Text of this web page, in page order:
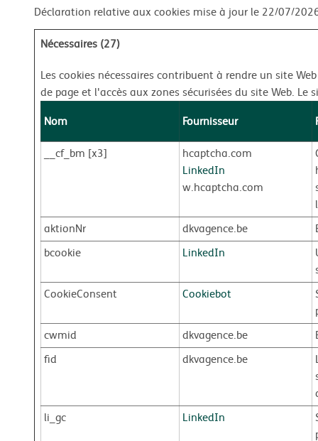
Déclaration relative aux cookies mise à jour le 22/07/
Nécessaires (27)
Les cookies nécessaires contribuent à rendre un site
de page et l'accès aux zones sécurisées du site Web.
Nom
Fournisseur
__cf_bm [x3]
hcaptcha.com
LinkedIn
w.hcaptcha.com
aktionNr
dkvagence.be
bcookie
LinkedIn
CookieConsent
Cookiebot
cwmid
dkvagence.be
fid
dkvagence.be
li_gc
LinkedIn